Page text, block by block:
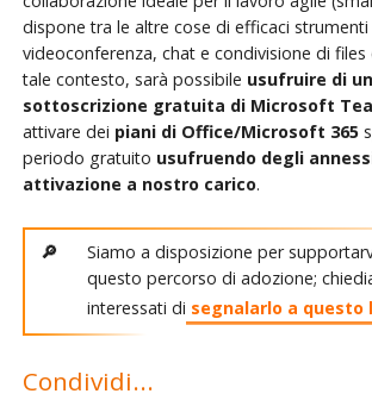
dispone tra le altre cose di efficaci strumenti
videoconferenza, chat e condivisione di
tale contesto, sarà possibile usufruire di
sottoscrizione gratuita di Microsoft
attivare dei piani di Office/Microsoft 365
periodo gratuito usufruendo degli
attivazione a nostro carico.
Siamo a disposizione per
questo percorso di adozione;
interessati di segnalarlo a questo
Condividi...